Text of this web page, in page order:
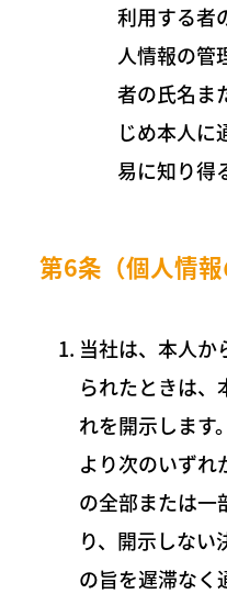
利用する者
人情報の管
者の氏名ま
じめ本人に
易に知り得
第6条（個人情報
当社は、本人か
られたときは、
れを開示します
より次のいずれ
の全部または一
り、開示しない
の旨を遅滞なく